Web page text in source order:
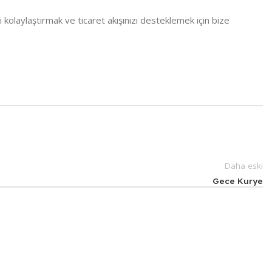
ve ticaret akışınızı desteklemek için bize
Daha eski
Gece Kurye